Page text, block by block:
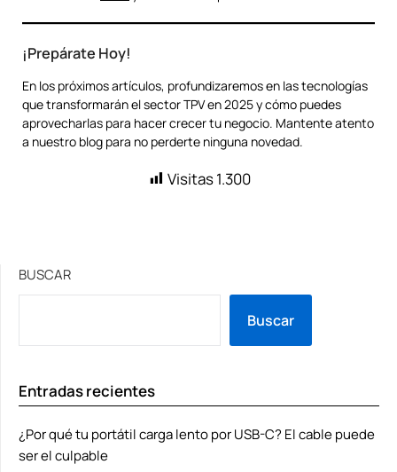
¡Prepárate Hoy!
En los próximos artículos, profundizaremos en las tecnologías
que transformarán el sector TPV en 2025 y cómo puedes
aprovecharlas para hacer crecer tu negocio. Mantente atento
a nuestro blog para no perderte ninguna novedad.
Visitas1.300
BUSCAR
Buscar
Entradas recientes
¿Por qué tu portátil carga lento por USB-C? El cable puede
ser el culpable